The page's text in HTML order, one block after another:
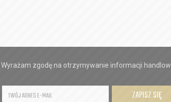
Wyrażam zgodę na otrzymywanie informacji
ZAPISZ SIĘ